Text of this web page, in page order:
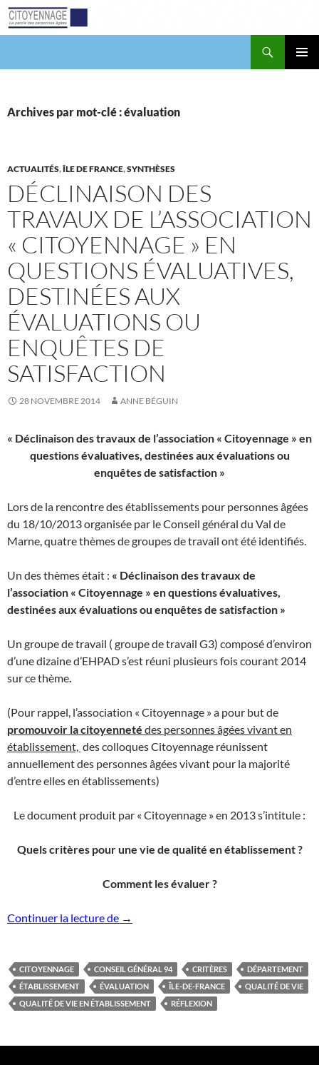
Aller
au
Archives par mot-clé : évaluation
ACTUALITÉS,ÎLE DE FRANCE,SYNTHÈSES
DÉCLINAISON DES
TRAVAUX DE L’ASSOCIATION
« CITOYENNAGE » EN
QUESTIONS ÉVALUATIVES,
DESTINÉES AUX
ÉVALUATIONS OU
ENQUÊTES DE
SATISFACTION
28 NOVEMBRE 2014 ANNE BÉGUIN
« Déclinaison des travaux de l’association « Citoyennage » en
questions évaluatives, destinées aux évaluations ou
enquêtes de satisfaction »
Lors de la rencontre des établissements pour personnes âgées
du 18/10/2013 organisée par le Conseil général du Val de
Marne, quatre thèmes de groupes de travail ont été identifiés.
Un des thèmes était : « Déclinaison des travaux de
l’association « Citoyennage » en questions évaluatives,
destinées aux évaluations ou enquêtes de satisfaction »
Un groupe de travail ( groupe de travail G3) composé d’environ
d’une dizaine d’EHPAD s’est réuni plusieurs fois courant 2014
sur ce thème.
(Pour rappel, l’association « Citoyennage » a pour but de
promouvoir la citoyenneté des personnes âgées vivant en
établissement, des colloques Citoyennage réunissent
annuellement des personnes âgées vivant pour la majorité
d’entre elles en établissements)
Le document produit par « Citoyennage » en 2013 s’intitule :
Quels critères pour une vie de qualité en établissement ?
Comment les évaluer ?
Continuer la lecture de Déclinaison des travaux de
→
CITOYENNAGE CONSEIL GÉNÉRAL 94 CRITÈRES
DÉPARTEMENT
ÉTABLISSEMENT
ÉVALUATION ÎLE-DE-FRANCE
QUALITÉ DE VIE
QUALITÉ DE VIE EN ÉTABLISSEMENT
RÉFLEXION